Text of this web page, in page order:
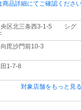
商品詳細にてご確認くださ
央区北三条西3-1-5 シグ
向毘沙門前10-3
田1-7-8
対象店舗をもっと見る